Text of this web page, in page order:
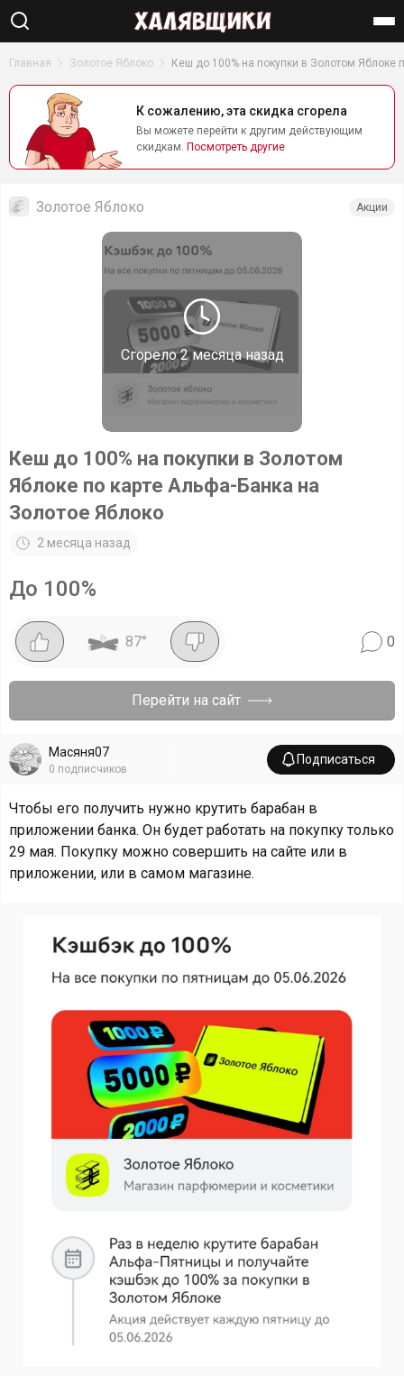
Найти
Главная Золотое Яблоко Кеш до 100% на покупки в Золотом Яблоке
К сожалению, эта скидка сгорела
Вы можете перейти к другим действующим
скидкам. Посмотреть другие
Сгорело2 месяца назад
Золотое Яблоко Акции
Кеш до 100% на покупки в Золотом
Яблоке по карте Альфа-Банка на
Золотое Яблоко
2 месяца назад
До 100%
87° 0
Перейти на сайт
Масяня07
0 подписчиков
Подписаться
Чтобы его получить нужно крутить барабан в
приложении банка. Он будет работать на покупку только
29 мая. Покупку можно совершить на сайте или в
приложении, или в самом магазине.